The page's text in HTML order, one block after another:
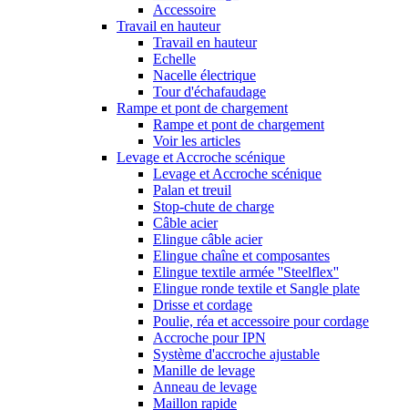
Accessoire
Travail en hauteur
Travail en hauteur
Echelle
Nacelle électrique
Tour d'échafaudage
Rampe et pont de chargement
Rampe et pont de chargement
Voir les articles
Levage et Accroche scénique
Levage et Accroche scénique
Palan et treuil
Stop-chute de charge
Câble acier
Elingue câble acier
Elingue chaîne et composantes
Elingue textile armée ''Steelflex''
Elingue ronde textile et Sangle plate
Drisse et cordage
Poulie, réa et accessoire pour cordage
Accroche pour IPN
Système d'accroche ajustable
Manille de levage
Anneau de levage
Maillon rapide